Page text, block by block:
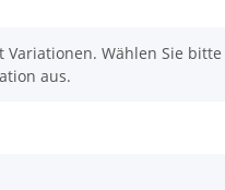
Variationen. Wählen Sie
aus.